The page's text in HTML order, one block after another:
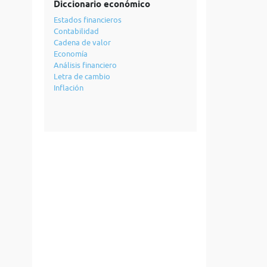
Diccionario económico
Estados financieros
Contabilidad
Cadena de valor
Economía
Análisis financiero
Letra de cambio
Inflación